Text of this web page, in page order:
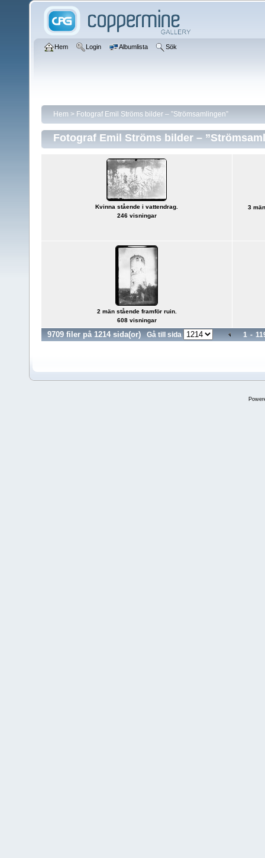
Hem Login Albumlista Sök
Hem > Fotograf Emil Ströms bilder – ”Strömsamlingen”
Fotograf Emil Ströms bilder –
Kvinna stående i vattendrag.
246 visningar
3
2 män stående framför ruin.
608 visningar
9709 filer på 1214 sida(or) Gå till sida 1 -